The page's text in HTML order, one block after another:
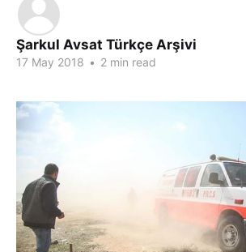
Şarkul Avsat Türkçe Arşivi
17 May 2018 • 2 min read